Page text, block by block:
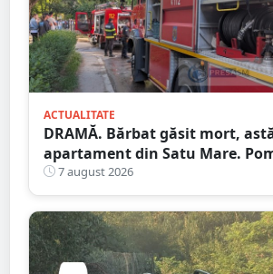
ACTUALITATE
DRAMĂ. Bărbat găsit mort,
apartament din Satu Mare.
spart ușa
7 august 2026